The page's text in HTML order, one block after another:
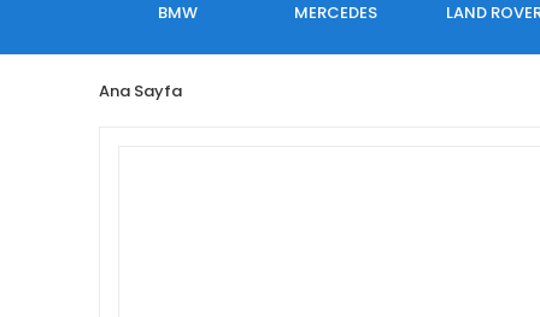
BMW MERCEDES LAND
Ana Sayfa